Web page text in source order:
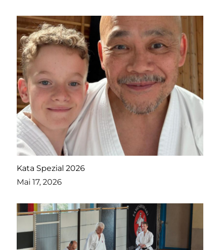
Kata Spezial 2026
Mai 17, 2026